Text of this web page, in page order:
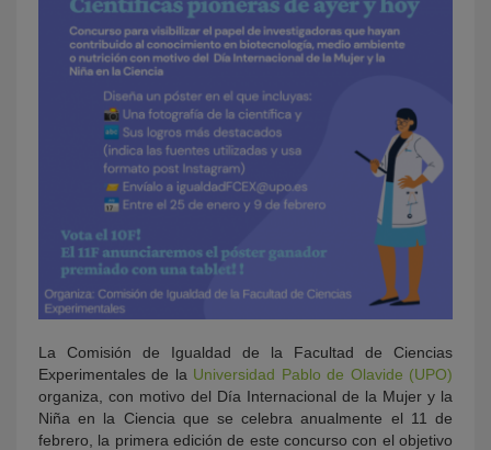
La Comisión de Igualdad de la Facultad de Ciencias
Experimentales de la Universidad Pablo de Olavide (UPO)
organiza, con motivo del Día Internacional de la Mujer y la
Niña en la Ciencia que se celebra anualmente el 11 de
febrero, la primera edición de este concurso con el objetivo